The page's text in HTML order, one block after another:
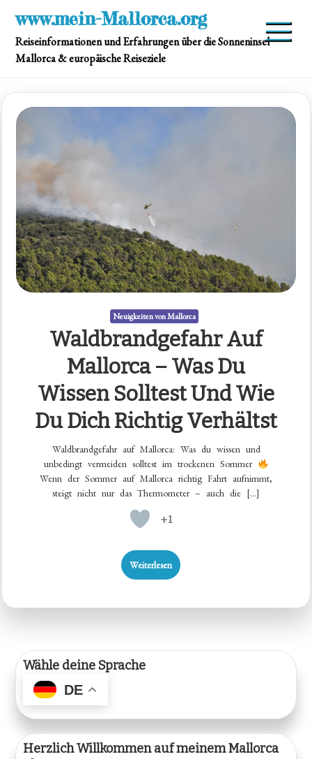
content
www.mein-Mallorca.org
Reiseinformationen und Erfahrungen über die Sonneninsel
Mallorca & europäische Reiseziele
Neuigkeiten von Mallorca
Waldbrandgefahr Auf
Mallorca – Was Du
Wissen Solltest Und Wie
Du Dich Richtig Verhältst
Waldbrandgefahr auf Mallorca: Was du wissen und
unbedingt vermeiden solltest im trockenen Sommer
Wenn der Sommer auf Mallorca richtig Fahrt aufnimmt,
steigt nicht nur das Thermometer – auch die […]
+1
Weiterlesen
Wähle deine Sprache
DE
Herzlich Willkommen auf meinem Mallorca